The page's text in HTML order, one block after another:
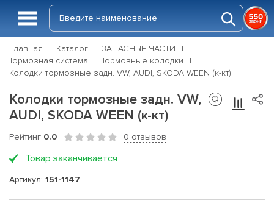
Главная Каталог
ЗАПАСНЫЕ ЧАСТИ
Тормозная система
Тормозные колодки
Колодки тормозные задн. VW, AUDI, SKODA WEEN (к-кт)
Колодки тормозные задн. VW,
AUDI, SKODA WEEN (к-кт)
Рейтинг 0.0 0 отзывов
Товар заканчивается
Артикул: 151-1147